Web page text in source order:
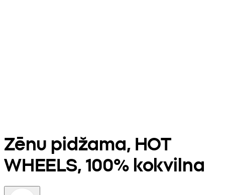
Zēnu pidžama, HOT
WHEELS, 100% kokvilna